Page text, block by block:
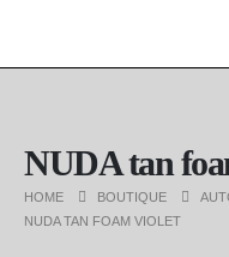
NUDA tan
HOME BOUTIQUE
NUDA TAN FOAM VIOLET